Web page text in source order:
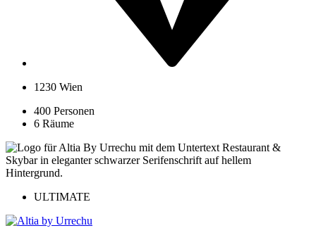
1230 Wien
400 Personen
6 Räume
ULTIMATE